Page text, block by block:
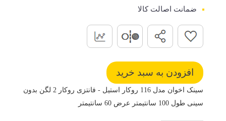
ضمانت اصالت کالا
سینک اخوان مدل 116 روکار استیل - فانتزی روکار 2 لگن بدون
سینی طول 100 سانتیمتر عرض 60 سانتیمتر